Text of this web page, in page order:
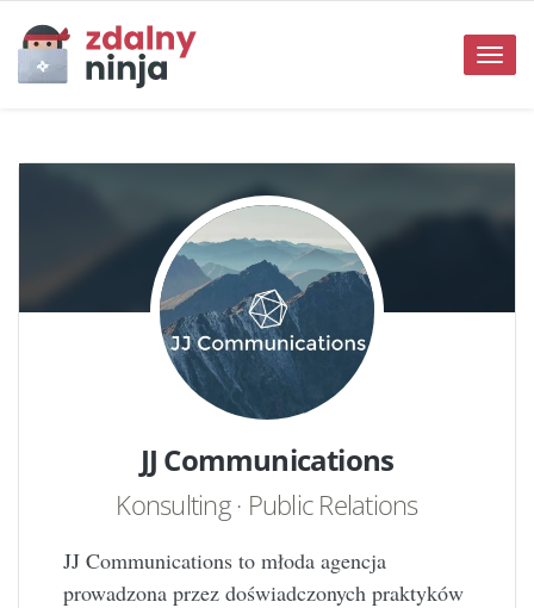
Toggle
JJ Communications
Konsulting · Public Relations
JJ Communications to młoda agencja
prowadzona przez doświadczonych praktyków